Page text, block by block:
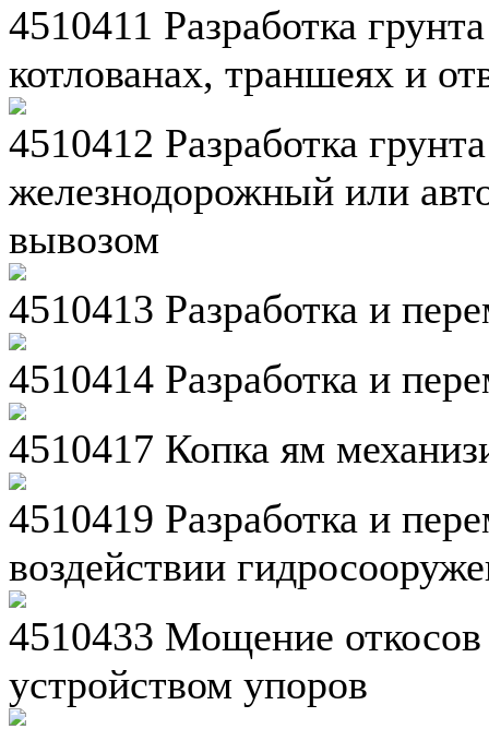
4510411 Разработка
котлованах, траншеях и
4510412 Разработка
железнодорожный или
вывозом
4510413 Разработка и
4510414 Разработка и
4510417 Копка ям
4510419 Разработка и
воздействии
4510433 Мощение
устройством упоров